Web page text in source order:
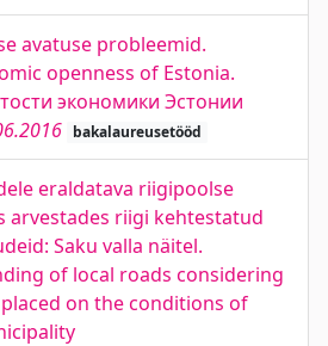
avatuse probleemid.
openness of Estonia.
экономики Эстонии
bakalaureusetööd
eraldatava riigipoolse
arvestades riigi kehtestatud
Saku valla näitel.
of local roads considering
on the conditions of